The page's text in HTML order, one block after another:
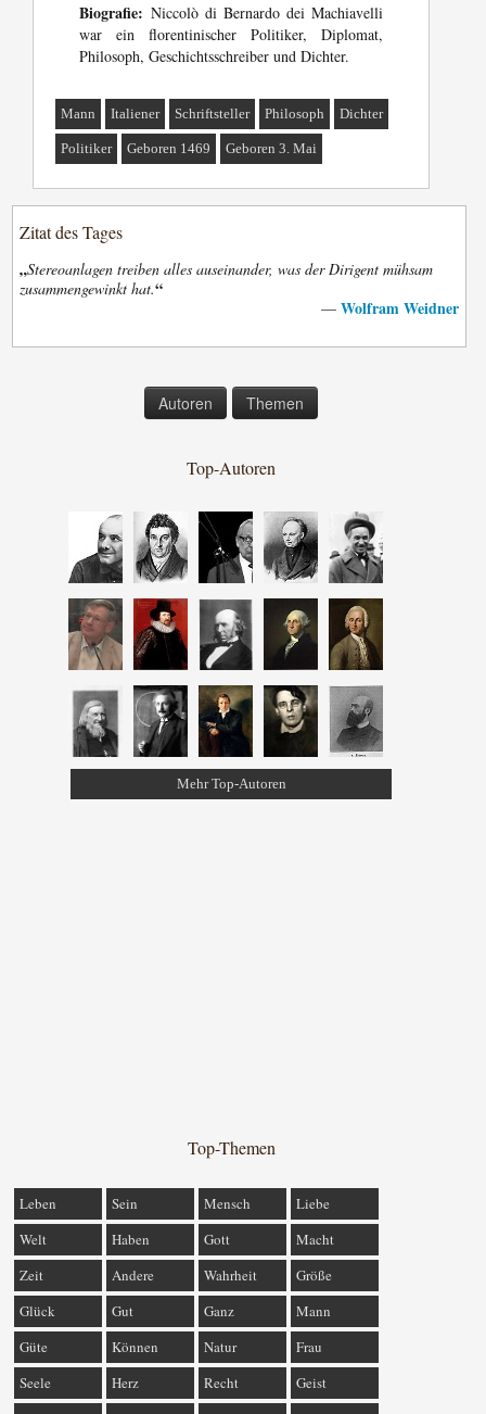
Biografie: Niccolò di Bernardo dei Machiavelli
war ein florentinischer Politiker, Diplomat,
Philosoph, Geschichtsschreiber und Dichter.
Mann Italiener Schriftsteller Philosoph Dichter
Politiker Geboren 1469 Geboren 3. Mai
Zitat des Tages
„Stereoanlagen treiben alles auseinander, was der Dirigent mühsam
zusammengewinkt hat.“
— Wolfram Weidner
Autoren Themen
Top-Autoren
Mehr Top-Autoren
Top-Themen
Leben Sein Mensch
Liebe
Welt
Haben Gott
Macht
Zeit
Andere Wahrheit
Größe
Glück
Gut Ganz
Mann
Güte
Können Natur
Frau
Seele
Herz Recht
Geist